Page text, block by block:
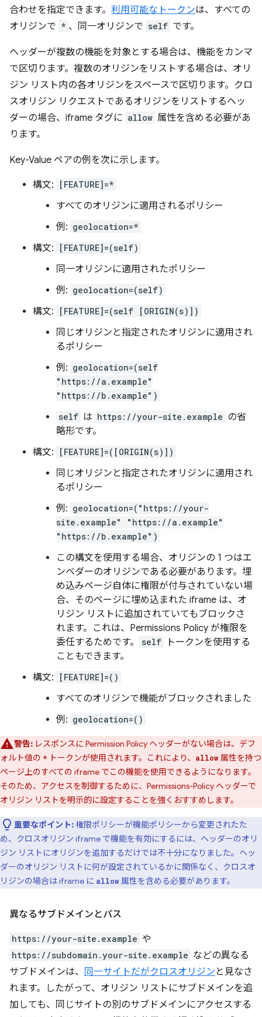
合わせを指定できます。 利用可能なトークンは、すべての
オリジンで * 、同一オリジンで self です。
ヘッダーが複数の機能を対象とする場合は、機能をカンマ
で区切ります。複数のオリジンをリストする場合は、オリ
ジン リスト内の各オリジンをスペースで区切ります。クロ
スオリジン リクエストであるオリジンをリストするヘッ
ダーの場合、iframe タグに allow 属性を含める必要があ
ります。
Key-Value ペアの例を次に示します。
構文: [FEATURE]=*
すべてのオリジンに適用されるポリシー
例: geolocation=*
構文: [FEATURE]=(self)
同一オリジンに適用されたポリシー
例: geolocation=(self)
構文: [FEATURE]=(self [ORIGIN(s)])
同じオリジンと指定されたオリジンに適用され
るポリシー
例: geolocation=(self
"https://a.example"
"https://b.example")
self は https://your-site.example の省
略形です。
構文:
[FEATURE]=([ORIGIN(s)])
同じオリジンと指定されたオリジンに適用され
るポリシー
例: geolocation=("https://your-
site.example" "https://a.example"
"https://b.example")
この構文を使用する場合、オリジンの 1 つはエ
ンベダーのオリジンである必要があります。埋
め込みページ自体に権限が付与されていない場
合、そのページに埋め込まれた iframe は、オ
リジン リストに追加されていてもブロックさ
れます。これは、Permissions Policy が権限を
委任するためです。
self
トークンを使用する
こともできます。
構文:
[FEATURE]=()
すべてのオリジンで機能がブロックされました
例: geolocation=()
警告: レスポンスに Permission Policy ヘッダーがない場合は、デフ
ォルト値の * トークンが使用されます。これにより、 allow属性を持つ
ページ上のすべての iframe でこの機能を使用できるようになります。
そのため、アクセスを制御するために、Permissions-Policy ヘッダーで
オリジン リストを明示的に設定することを強くおすすめします。
重要なポイント: 権限ポリシーが機能ポリシーから変更されたた
め、クロスオリジン iframe で機能を有効にするには、ヘッダーのオリ
ジン リストにオリジンを追加するだけでは不十分になりました。ヘッ
ダーのオリジン リストに何が設定されているかに関係なく、クロスオ
リジンの場合は iframe に allow属性を含める必要があります。
異なるサブドメインとパス
https://your-site.example や
https://subdomain.your-site.example などの異なる
サブドメインは、 同一サイトだがクロスオリジン と見なさ
れます。したがって、オリジン リストにサブドメインを追
加しても、同じサイトの別のサブドメインにアクセスする